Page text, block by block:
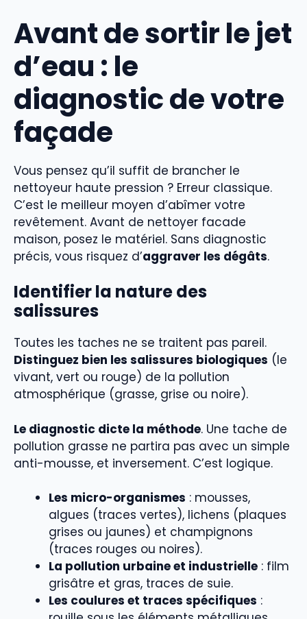
Avant de sortir le jet
d’eau : le
diagnostic de votre
façade
Vous pensez qu’il suffit de brancher le
nettoyeur haute pression ? Erreur classique.
C’est le meilleur moyen d’abîmer votre
revêtement. Avant de nettoyer facade
maison, posez le matériel. Sans diagnostic
précis, vous risquez d’aggraver les dégâts.
Identifier la nature des
salissures
Toutes les taches ne se traitent pas pareil.
Distinguez bien les salissures biologiques (le
vivant, vert ou rouge) de la pollution
atmosphérique (grasse, grise ou noire).
Le diagnostic dicte la méthode. Une tache de
pollution grasse ne partira pas avec un simple
anti-mousse, et inversement. C’est logique.
Les micro-organismes : mousses,
algues (traces vertes), lichens (plaques
grises ou jaunes) et champignons
(traces rouges ou noires).
La pollution urbaine et industrielle : film
grisâtre et gras, traces de suie.
Les coulures et traces spécifiques :